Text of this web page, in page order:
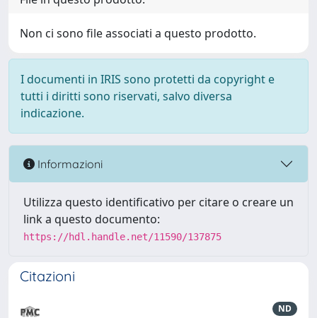
Non ci sono file associati a questo prodotto.
I documenti in IRIS sono protetti da copyright e
tutti i diritti sono riservati, salvo diversa
indicazione.
Informazioni
Utilizza questo identificativo per citare o creare un
link a questo documento:
https://hdl.handle.net/11590/137875
Citazioni
ND